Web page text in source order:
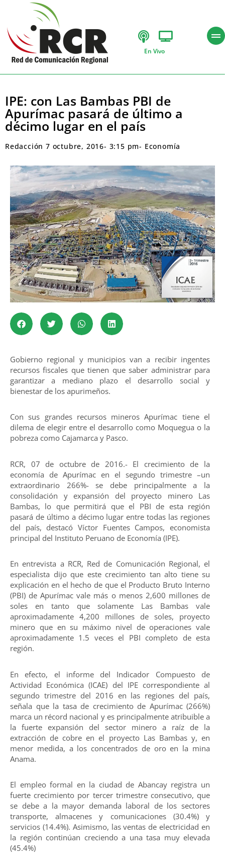
En Vivo
IPE: con Las Bambas PBI de
Apurímac pasará de último a
décimo lugar en el país
Redacción 7 octubre, 2016- 3:15 pm- Economía
Gobierno regional y municipios van a recibir ingentes
recursos fiscales que tienen que saber administrar para
garantizar a mediano plazo el desarrollo social y
bienestar de los apurimeños.
Con sus grandes recursos mineros Apurímac tiene el
dilema de elegir entre el desarrollo como Moquegua o la
pobreza como Cajamarca y Pasco.
RCR, 07 de octubre de 2016.- El crecimiento de la
economía de Apurímac en el segundo trimestre –un
extraordinario 266%- se debe principalmente a la
consolidación y expansión del proyecto minero Las
Bambas, lo que permitirá que el PBI de esta región
pasará de último a décimo lugar entre todas las regiones
del país, destacó Víctor Fuentes Campos, economista
principal del Instituto Peruano de Economía (IPE).
En entrevista a RCR, Red de Comunicación Regional, el
especialista dijo que este crecimiento tan alto tiene su
explicación en el hecho de que el Producto Bruto Interno
(PBI) de Apurímac vale más o menos 2,600 millones de
soles en tanto que solamente Las Bambas vale
aproximadamente 4,200 millones de soles, proyecto
minero que en su máximo nivel de operaciones vale
aproximadamente 1.5 veces el PBI completo de esta
región.
En efecto, el informe del Indicador Compuesto de
Actividad Económica (ICAE) del IPE correspondiente al
segundo trimestre del 2016 en las regiones del país,
señala que la tasa de crecimiento de Apurímac (266%)
marca un récord nacional y es principalmente atribuible a
la fuerte expansión del sector minero a raíz de la
extracción de cobre en el proyecto Las Bambas y, en
menor medida, a los concentrados de oro en la mina
Anama.
El empleo formal en la ciudad de Abancay registra un
fuerte crecimiento por tercer trimestre consecutivo, que
se debe a la mayor demanda laboral de los sectores
transporte, almacenes y comunicaciones (30.4%) y
servicios (14.4%). Asimismo, las ventas de electricidad en
la región continúan creciendo a una tasa muy elevada
(45.4%)